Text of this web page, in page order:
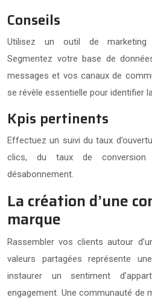
Conseils
Utilisez un outil de marketing
Segmentez votre base de
messages et vos canaux de
se révèle essentielle pour identifier
Kpis pertinents
Effectuez un suivi du taux
clics, du taux de
désabonnement.
La création d’une
marque
Rassembler vos clients autour
valeurs partagées représente
instaurer un sentiment
engagement. Une communauté de